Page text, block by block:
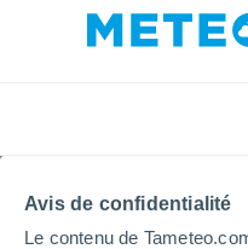
Avis de confidentialité
Le contenu de